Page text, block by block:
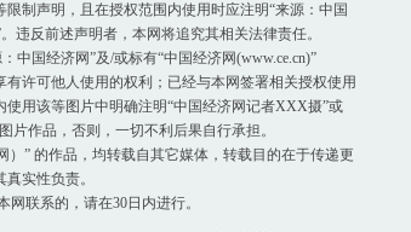
制声明，且在授权范围内使用时应注明“来源：中国
违反前述声明者，本网将追究其相关法律责任。
中国经济网”及/或标有“中国经济网(www.ce.cn)”
许可他人使用的权利；已经与本网签署相关授权使用
用该等图片中明确注明“中国经济网记者XXX摄”或
作品，否则，一切不利后果自行承担。
” 的作品，均转载自其它媒体，转载目的在于传递更
实性负责。
联系的，请在30日内进行。